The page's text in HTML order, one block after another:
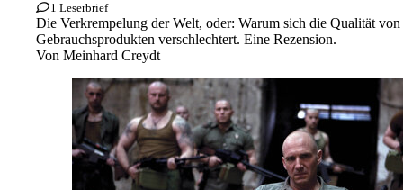
1 Leserbrief
Die Verkrempelung der Welt, oder: Warum sich die Qualität von
Gebrauchsprodukten verschlechtert. Eine Rezension.
Von Meinhard Creydt